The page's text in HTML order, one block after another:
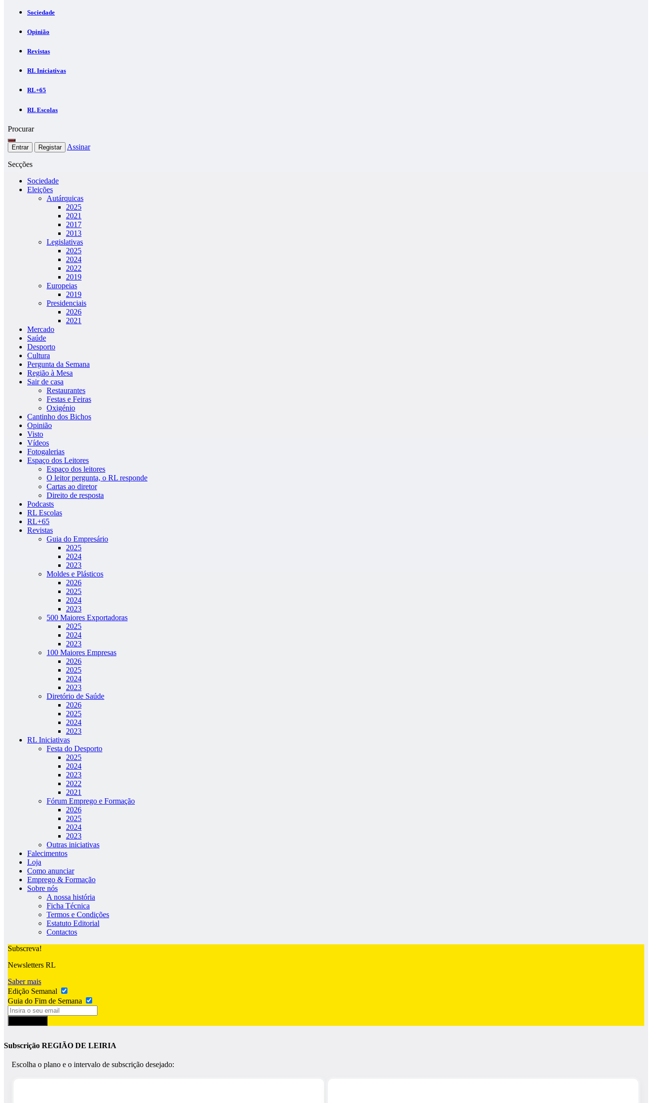
Sociedade
Opinião
Revistas
RL Iniciativas
RL+65
RL Escolas
Procurar
Entrar Registar Assinar
Secções
Sociedade
Eleições
Autárquicas
2025
2021
2017
2013
Legislativas
2025
2024
2022
2019
Europeias
2019
Presidenciais
2026
2021
Mercado
Saúde
Desporto
Cultura
Pergunta da Semana
Região à Mesa
Sair de casa
Restaurantes
Festas e Feiras
Oxigénio
Cantinho dos Bichos
Opinião
Visto
Vídeos
Fotogalerias
Espaço dos Leitores
Espaço dos leitores
O leitor pergunta, o RL responde
Cartas ao diretor
Direito de resposta
Podcasts
RL Escolas
RL+65
Revistas
Guia do Empresário
2025
2024
2023
Moldes e Plásticos
2026
2025
2024
2023
500 Maiores Exportadoras
2025
2024
2023
100 Maiores Empresas
2026
2025
2024
2023
Diretório de Saúde
2026
2025
2024
2023
RL Iniciativas
Festa do Desporto
2025
2024
2023
2022
2021
Fórum Emprego e Formação
2026
2025
2024
2023
Outras iniciativas
Falecimentos
Loja
Como anunciar
Emprego & Formação
Sobre nós
A nossa história
Ficha Técnica
Termos e Condições
Estatuto Editorial
Contactos
Subscreva!
Newsletters RL
Saber mais
Edição Semanal
Guia do Fim de Semana
Subscrição REGIÃO DE LEIRIA
Escolha o plano e o intervalo de subscrição desejado: